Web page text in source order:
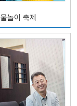
놀이 축제